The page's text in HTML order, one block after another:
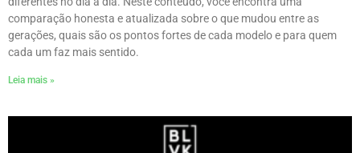
comparação honesta e atualizada sobre o que mudou entre as
gerações, quais são os pontos fortes de cada modelo e para quem
cada um faz mais sentido.
Leia mais »